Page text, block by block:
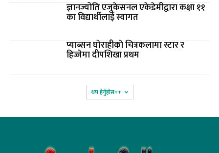
ज्ञानज्योति एजुकेसनल एकेडेमीद्वारा कक्षा ११
का विद्यार्थीलाई स्वागत
प्याब्सन घाेराहीकाे चित्रकलामा स्टार र
हिज्जेमा दीपशिखा प्रथम
थप हेर्नुहोस‌++